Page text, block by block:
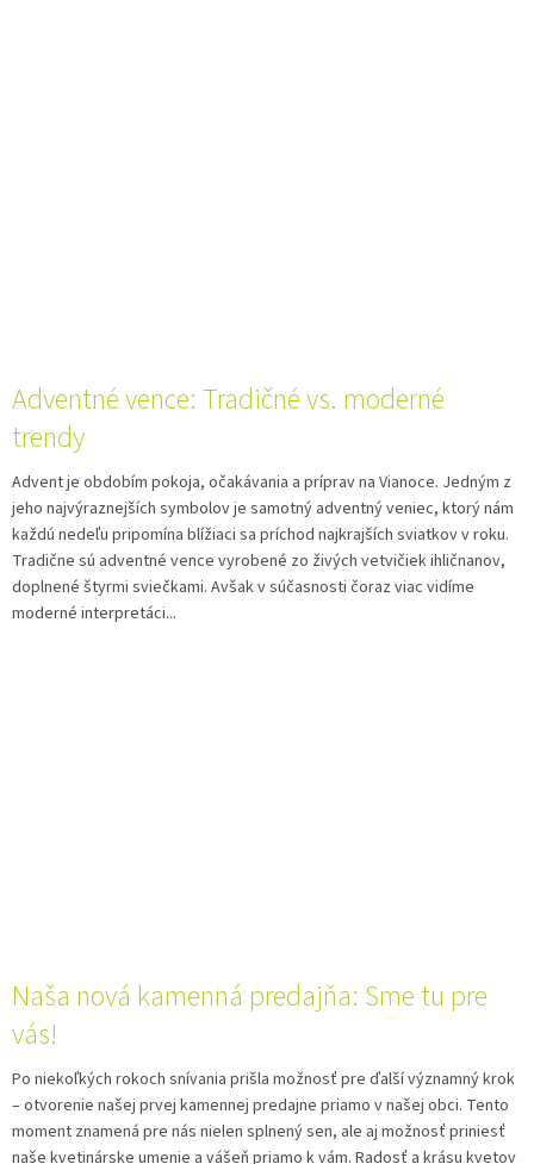
Adventné vence: Tradičné vs. moderné
trendy
Advent je obdobím pokoja, očakávania a príprav na Vianoce. Jedným z
jeho najvýraznejších symbolov je samotný adventný veniec, ktorý nám
každú nedeľu pripomína blížiaci sa príchod najkrajších sviatkov v roku.
Tradične sú adventné vence vyrobené zo živých vetvičiek ihličnanov,
doplnené štyrmi sviečkami. Avšak v súčasnosti čoraz viac vidíme
moderné interpretáci...
Naša nová kamenná predajňa: Sme tu pre
vás!
Po niekoľkých rokoch snívania prišla možnosť pre ďalší významný krok
– otvorenie našej prvej kamennej predajne priamo v našej obci. Tento
moment znamená pre nás nielen splnený sen, ale aj možnosť priniesť
naše kvetinárske umenie a vášeň priamo k vám. Radosť a krásu kvetov